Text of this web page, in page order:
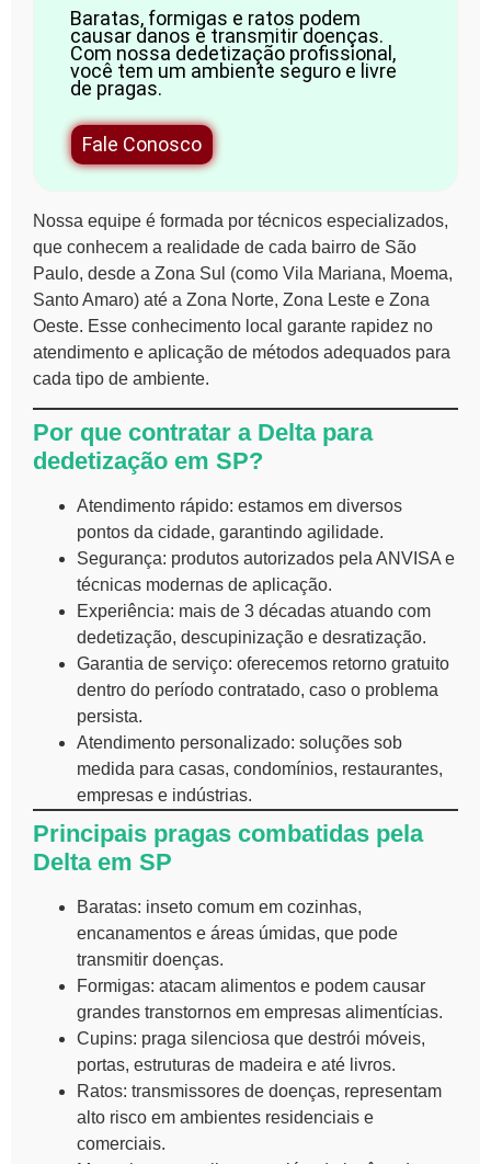
Baratas, formigas e ratos podem
causar danos e transmitir doenças.
Com nossa dedetização profissional,
você tem um ambiente seguro e livre
de pragas.
Fale Conosco
Nossa equipe é formada por técnicos especializados,
que conhecem a realidade de cada bairro de São
Paulo, desde a Zona Sul (como Vila Mariana, Moema,
Santo Amaro) até a Zona Norte, Zona Leste e Zona
Oeste. Esse conhecimento local garante rapidez no
atendimento e aplicação de métodos adequados para
cada tipo de ambiente.
Por que contratar a Delta para
dedetização em SP?
Atendimento rápido: estamos em diversos
pontos da cidade, garantindo agilidade.
Segurança: produtos autorizados pela ANVISA e
técnicas modernas de aplicação.
Experiência: mais de 3 décadas atuando com
dedetização, descupinização e desratização.
Garantia de serviço: oferecemos retorno gratuito
dentro do período contratado, caso o problema
persista.
Atendimento personalizado: soluções sob
medida para casas, condomínios, restaurantes,
empresas e indústrias.
Principais pragas combatidas pela
Delta em SP
Baratas: inseto comum em cozinhas,
encanamentos e áreas úmidas, que pode
transmitir doenças.
Formigas: atacam alimentos e podem causar
grandes transtornos em empresas alimentícias.
Cupins: praga silenciosa que destrói móveis,
portas, estruturas de madeira e até livros.
Ratos: transmissores de doenças, representam
alto risco em ambientes residenciais e
comerciais.